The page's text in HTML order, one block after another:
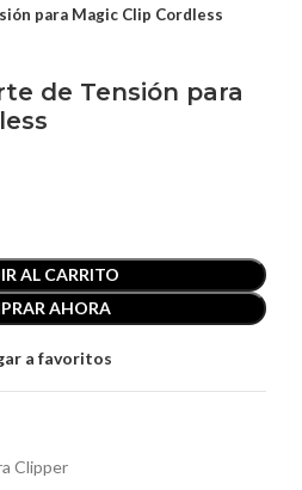
para Magic Clip Cordless
de Tensión para
AL CARRITO
AHORA
a favoritos
Clipper